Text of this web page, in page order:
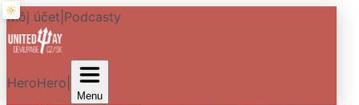
Môj účet Podcasty
HeroHero
Menu